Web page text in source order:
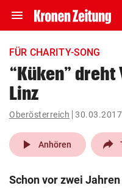
menu Navigation
ein-/ausklappen
account_circle
pin_drop
Wien
FÜR CHARITY-SONG
“Küken” dreht
Linz
Oberösterreich
play_arrow Anhören
Schon vor zwei